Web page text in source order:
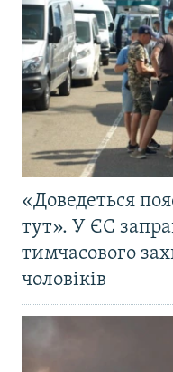
«Доведеться
тут». У ЄС
тимчасового
чоловіків